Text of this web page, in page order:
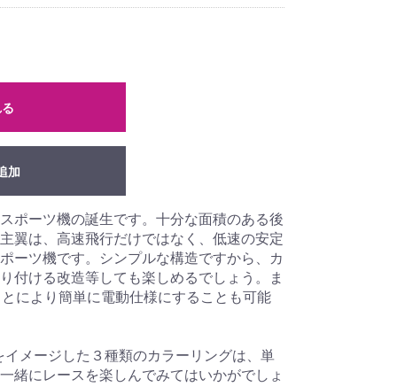
加
ポーツ機の誕生です。十分な面積のある後
翼は、高速飛行だけではなく、低速の安定
ーツ機です。シンプルな構造ですから、カ
付ける改造等しても楽しめるでしょう。ま
により簡単に電動仕様にすることも可能
メージした３種類のカラーリングは、単
緒にレースを楽しんでみてはいかがでしょ